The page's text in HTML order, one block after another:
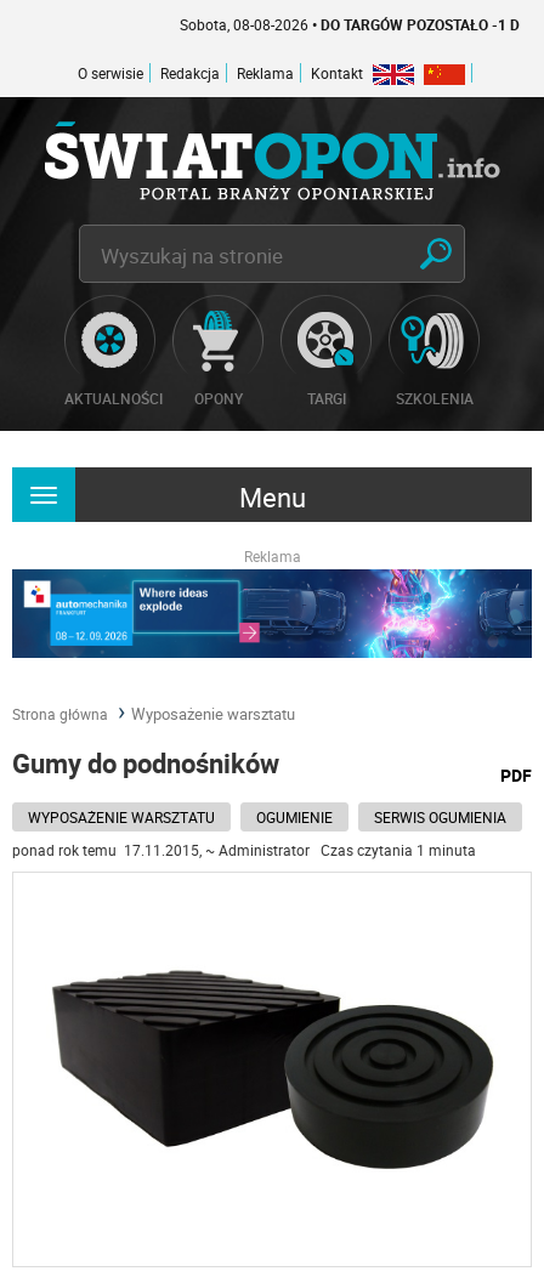
Sobota, 08-08-2026• DO TARGÓW POZOSTAŁO -1 DNI
O serwisie Redakcja Reklama Kontakt
AKTUALNOŚCI OPONY TARGI SZKOLENIA
Menu
Rozwiń
Reklama
Strona główna Wyposażenie warsztatu
Gumy do podnośników
do
PDF
WYPOSAŻENIE WARSZTATU OGUMIENIE
SERWIS OGUMIENIA
ponad rok temu 17.11.2015, ~ Administrator Czas czytania 1 minuta